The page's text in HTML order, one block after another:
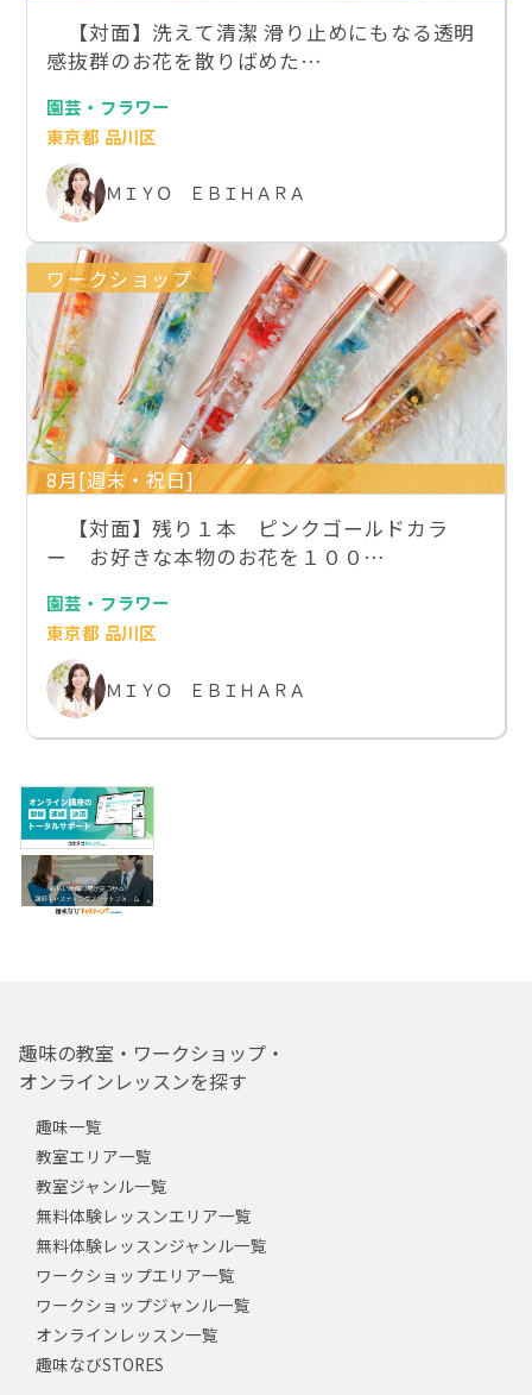
【対面】洗えて清潔 滑り止めにもなる透明
感抜群のお花を散りばめた…
園芸・フラワー
東京都 品川区
ＭＩＹＯ ＥＢＩＨＡＲＡ
ワークショップ
8月[週末・祝日]
【対面】残り１本 ピンクゴールドカラ
ー お好きな本物のお花を１００…
園芸・フラワー
東京都 品川区
ＭＩＹＯ ＥＢＩＨＡＲＡ
趣味の教室・ワークショップ・
オンラインレッスンを探す
趣味一覧
教室エリア一覧
教室ジャンル一覧
無料体験レッスンエリア一覧
無料体験レッスンジャンル一覧
ワークショップエリア一覧
ワークショップジャンル一覧
オンラインレッスン一覧
趣味なびSTORES